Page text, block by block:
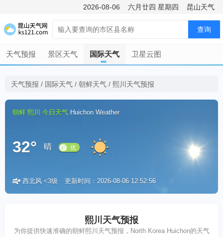
2026-08-06 六月廿四 星期四 昆山天气
查询
天气预报 景区天气 国际天气 卫星云图
天气预报 / 国际天气 / 朝鲜天气 / 熙川天气预报
朝鲜 熙川 今日天气 Huichon Weather
32° 晴
优
西北风 <3级 更新时间：2026-08-06 12:52:56
熙川天气预报
为你提供快速准确的朝鲜熙川天气预报，North Korea Huichon的天气